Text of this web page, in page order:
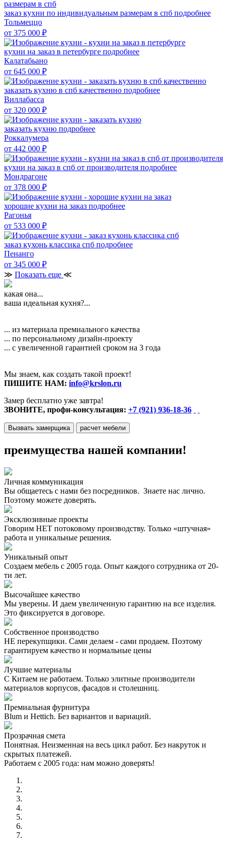
заказ кухни по индивидуальным размерам в спб подробнее
Тольмеццо
от 375 000 ₽
кухни на заказ в петербурге подробнее
Калатабьано
от 645 000 ₽
заказать кухню в спб качественно подробнее
Виллабасса
от 320 000 ₽
заказать кухню подробнее
Роккалумера
от 442 000 ₽
кухни на заказ в спб от производителя подробнее
Мондрагоне
от 378 000 ₽
хорошие кухни на заказ подробнее
Рагонья
от 533 000 ₽
заказ кухонь классика спб подробнее
Пенанго
от 345 000 ₽
≫ Показать еще ≪
какая она...
ваша идеальная кухня?...
... из материала премиального качества
... по персональному дизайн-проекту
... с увеличенной гарантией сроком на 3 года
Мы знаем, как создать такой проект!
ПИШИТЕ НАМ: info@krslon.ru
Замер бесплатно уже завтра!
ЗВОНИТЕ, профи-консультация: +7 (921) 936-18-36
Вызвать замерщика расчет мебели
преимущества нашей компании!
Личная коммуникация
Вы общаетесь с нами без посредников. Знаете нас лично.
Поэтому можете доверять.
Эксклюзивные проекты
Говорим НЕТ потоковому производству. Только «штучная»
работа и уникальные решения.
Уникальный опыт
Создаем мебель с 2005 года. Опыт каждого сотрудника от 20-
ти лет.
Высочайшее качество
Мы уверены. И даем увеличенную гарантию на все изделия.
Это фиксируется в договоре.
Собственное производство
НЕ перекупщики. Сами делаем - сами продаем. Поэтому
гарантируем качество и нормальные цены
Лучшие материалы
С Китаем не работаем. Только элитные производители
материалов корпусов, фасадов и столешниц.
Премиальная фурнитура
Blum и Hettich. Без вариантов и вариаций.
Прозрачная смета
Понятная. Неизменная на весь цикл работ. Без накруток и
скрытых платежей.
Работаем с 2005 года: нам можно доверять!